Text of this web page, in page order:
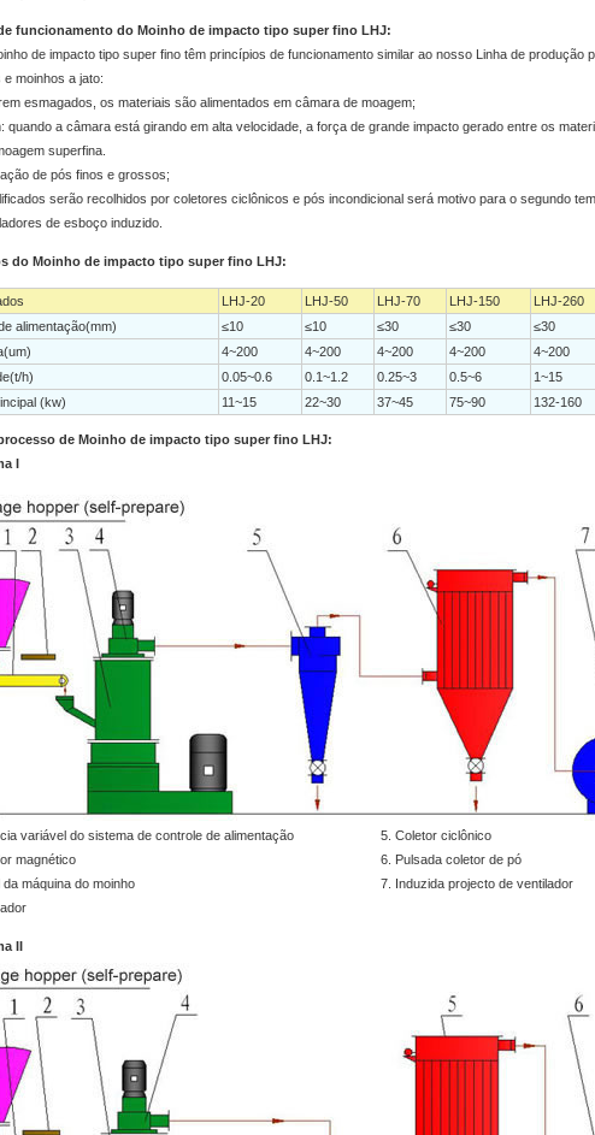
funcionamento do Moinho de impacto tipo super fino LHJ:
de impacto tipo super fino têm princípios de funcionamento similar ao nosso Linha de produção
e moinhos a jato:
esmagados, os materiais são alimentados em câmara de moagem;
quando a câmara está girando em alta velocidade, a força de grande impacto gerado entre os
superfina.
de pós finos e grossos;
serão recolhidos por coletores ciclônicos e pós incondicional será motivo para o segundo
de esboço induzido.
do Moinho de impacto tipo super fino LHJ:
LHJ-20 LHJ-50 LHJ-70 LHJ-150 LHJ-260
alimentação(mm)
≤10 ≤10 ≤30 ≤30 ≤30
4~200 4~200 4~200 4~200 4~200
h)
0.05~0.6 0.1~1.2 0.25~3 0.5~6 1~15
(kw)
11~15 22~30 37~45 75~90 132-160
de Moinho de impacto tipo super fino LHJ:
I
variável do sistema de controle de alimentação
magnético
da máquina do moinho
5. Coletor ciclônico
6. Pulsada coletor de pó
7. Induzida projecto de ventilador
II